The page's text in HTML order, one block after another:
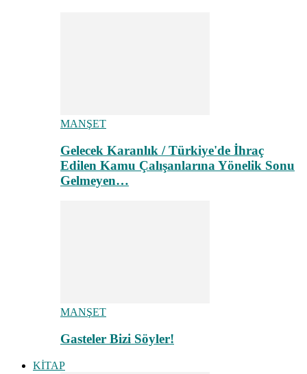
MANŞET
Gelecek Karanlık / Türkiye'de İhraç
Edilen Kamu Çalışanlarına Yönelik Sonu
Gelmeyen…
MANŞET
Gasteler Bizi Söyler!
KİTAP